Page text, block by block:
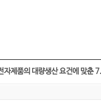
자제품의 대량생산 요건에 맞춘